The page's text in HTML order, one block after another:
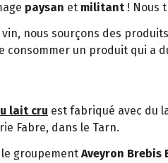
paysan et militant ! Nous
nous sourçons des produits
consommer un produit qui a
lait cru est fabriqué avec du
Fabre, dans le Tarn.
groupement Aveyron Brebis